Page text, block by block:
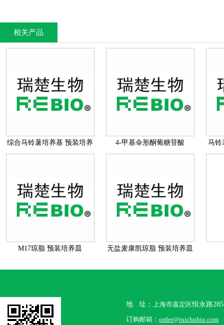
相关产品
综合马铃薯培养基 预装培养
皿
4-甲基伞形酮葡糖苷酸
(MUG)培养基MUG培养基
马铃
M17琼脂 预装培养皿 无盐麦康凯琼脂 预装培养皿
地 址： 上海市嘉定区恒永路
订购邮箱： order@ruichubio.com